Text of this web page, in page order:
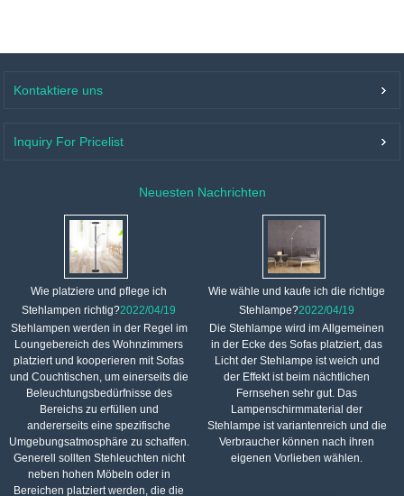
Kontaktiere uns
Inquiry For Pricelist
Neuesten Nachrichten
Wie platziere und pflege ich
Stehlampen richtig?2022/04/19
Stehlampen werden in der Regel im
Loungebereich des Wohnzimmers
platziert und kooperieren mit Sofas
und Couchtischen, um einerseits die
Beleuchtungsbedürfnisse des
Bereichs zu erfüllen und
andererseits eine spezifische
Umgebungsatmosphäre zu schaffen.
Generell sollten Stehleuchten nicht
neben hohen Möbeln oder in
Bereichen platziert werden, die die
Wie wähle und kaufe ich die richtige
Stehlampe?2022/04/19
Die Stehlampe wird im Allgemeinen
in der Ecke des Sofas platziert, das
Licht der Stehlampe ist weich und
der Effekt ist beim nächtlichen
Fernsehen sehr gut. Das
Lampenschirmmaterial der
Stehlampe ist variantenreich und die
Verbraucher können nach ihren
eigenen Vorlieben wählen.